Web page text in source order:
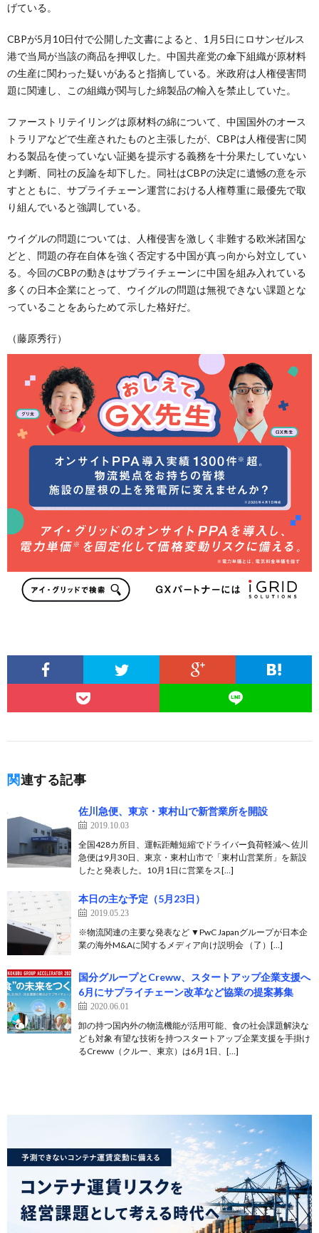
げている。
CBPが5月10日付で公開した文書によると、1月5日にロサンゼルス
港で当局が当該の商品を押収した。中国共産党の傘下組織が原材料
の生産に関わった疑いがあると指摘している。米政府は人権侵害問
題に関連し、この組織が関与した綿製品の輸入を禁止していた。
ファーストリテイリングは原材料の綿について、中国国外のオース
トラリアなどで生産されたものと主張したが、CBPは人権侵害に関
わる製品を使っていない証拠を提示する義務を十分果たしていない
と判断、同社の反論を却下した。同社はCBPの決定に遺憾の意を示
すとともに、サプライチェーン運営における人権尊重に最優先で取
り組んでいると強調している。
ウイグルの問題については、人権侵害を激しく非難する欧米諸国な
どと、問題の存在自体を強く否定する中国が真っ向から対立してい
る。今回のCBPの動きはサプライチェーンに中国を組み入れている
多くの日本企業にとって、ウイグルの問題は無視できない課題とな
っていることをあらためて示した格好だ。
（藤原秀行）
関連する記事
佐川急便、東京・東村山で新営業所を開設
2019.10.03
全国428カ所目、運転距離短縮でドライバー負荷軽減へ 佐川
急便は9月30日、東京・東村山市で「東村山営業所」を新設
したと発表した。10月1日に営業をス[…]
本日の主な予定（5月23日）
2019.05.23
※物流関連の主要な発表など ▼PwC Japanグループが日本企
業の海外M&Aに関するメディア向け説明会 （了）[…]
国分グループとCreww、スタートアップ企業支援へ
6月にサプライチェーン改革など協業の提案募集
2020.06.01
卸の持つ国内外の物流機能が活用可能、食の社会課題解決な
ども対象 有望な技術を持つスタートアップ企業支援を手掛け
るCreww（クルー、東京）は6月1日、[…]